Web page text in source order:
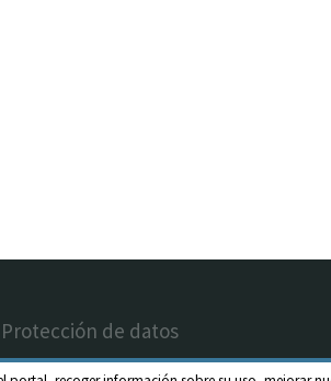
Protección de datos